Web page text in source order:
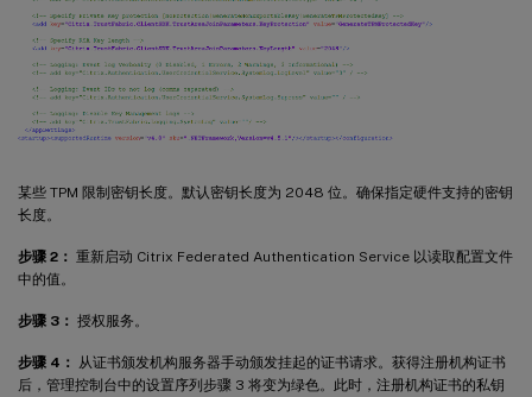
某些 TPM 限制密钥长度。默认密钥长度为 2048 位。确保指定硬件支持的密钥
长度。
步骤 2： 重新启动 Citrix Federated Authentication Service 以读取配置文件
中的值。
步骤 3： 授权服务。
步骤 4：
从证书颁发机构服务器手动颁发挂起的证书请求。获得注册机构证书
后，管理控制台中的设置序列步骤 3 将变为绿色。此时，注册机构证书的私钥